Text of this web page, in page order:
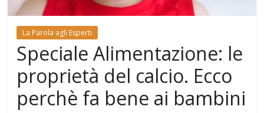
Mondo
La Parola agli Esperti
Speciale Alimentazione: le
proprietà del calcio. Ecco
perchè fa bene ai bambini